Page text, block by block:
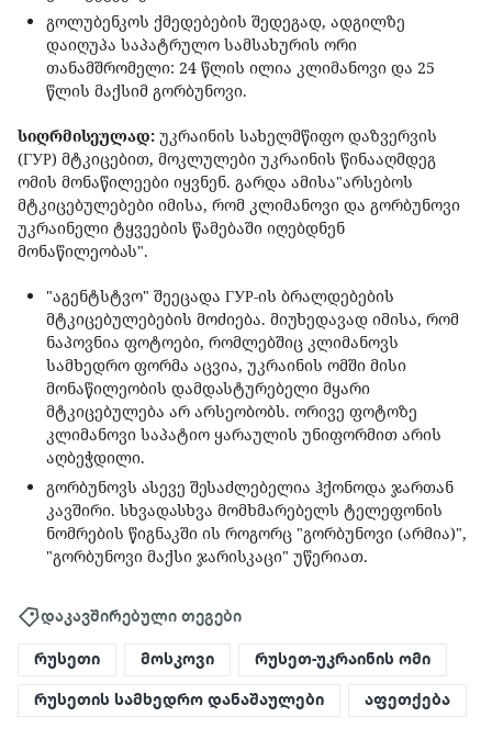
გოლუბენკოს ქმედებების შედეგად, ადგილზე
დაიღუპა საპატრულო სამსახურის ორი
თანამშრომელი: 24 წლის ილია კლიმანოვი და 25
წლის მაქსიმ გორბუნოვი.
სიღრმისეულად: უკრაინის სახელმწიფო დაზვერვის
(ГУР) მტკიცებით, მოკლულები უკრაინის წინააღმდეგ
ომის მონაწილეები იყვნენ. გარდა ამისა"არსებოს
მტკიცებულებები იმისა, რომ კლიმანოვი და გორბუნოვი
უკრაინელი ტყვეების წამებაში იღებდნენ
მონაწილეობას".
"აგენტსტვო" შეეცადა ГУР-ის ბრალდებების
მტკიცებულებების მოძიება. მიუხედავად იმისა, რომ
ნაპოვნია ფოტოები, რომლებშიც კლიმანოვს
სამხედრო ფორმა აცვია, უკრაინის ომში მისი
მონაწილეობის დამდასტურებელი მყარი
მტკიცებულება არ არსეობობს. ორივე ფოტოზე
კლიმანოვი საპატიო ყარაულის უნიფორმით არის
აღბეჭდილი.
გორბუნოვს ასევე შესაძლებელია ჰქონოდა ჯართან
კავშირი. სხვადასხვა მომხმარებელს ტელეფონის
ნომრების წიგნაკში ის როგორც "გორბუნოვი (არმია)",
"გორბუნოვი მაქსი ჯარისკაცი" უწერიათ.
დაკავშირებული თეგები
რუსეთი მოსკოვი რუსეთ-უკრაინის ომი
რუსეთის სამხედრო დანაშაულები აფეთქება